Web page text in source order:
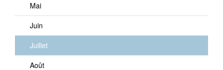
Mai
Juin
Juillet
Août